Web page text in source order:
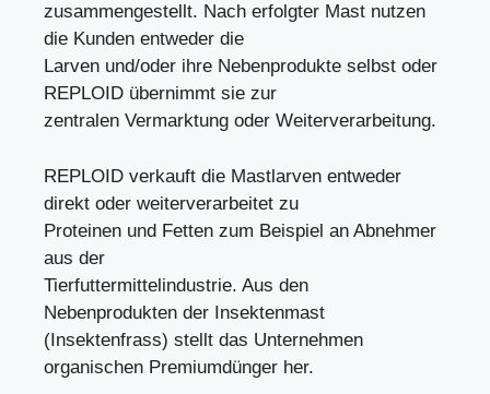
zusammengestellt. Nach erfolgter Mast nutzen
die Kunden entweder die
Larven und/oder ihre Nebenprodukte selbst oder
REPLOID übernimmt sie zur
zentralen Vermarktung oder Weiterverarbeitung.
REPLOID verkauft die Mastlarven entweder
direkt oder weiterverarbeitet zu
Proteinen und Fetten zum Beispiel an Abnehmer
aus der
Tierfuttermittelindustrie. Aus den
Nebenprodukten der Insektenmast
(Insektenfrass) stellt das Unternehmen
organischen Premiumdünger her.